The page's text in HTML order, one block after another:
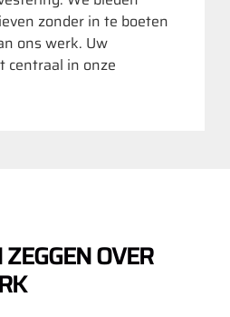
zonder in te boeten
ons werk. Uw
centraal in onze
OVER